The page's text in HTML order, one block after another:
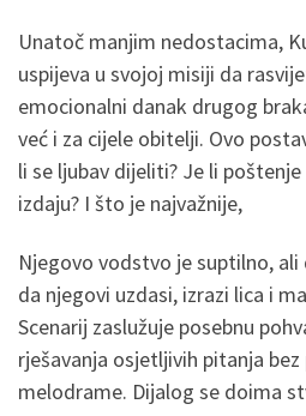
Unatoč manjim nedostacima,
uspijeva u svojoj misiji da
emocionalni danak drugog
već i za cijele obitelji. Ovo
li se ljubav dijeliti? Je li
izdaju? I što je najvažnije,
Njegovo vodstvo je suptilno,
da njegovi uzdasi, izrazi lica i
Scenarij zaslužuje posebnu
rješavanja osjetljivih pitanja
melodrame. Dijalog se doima